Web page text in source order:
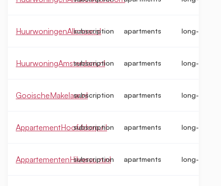
HuurwoningenAlkmaar.nl
subscription apartments long-term
HuurwoningAmsterdam.nl
subscription apartments long-term
GooischeMakelaar.nlsubscription apartments long-term
AppartementHoofddorp.nl
subscription apartments long-term
AppartementenHilversum.nl
subscription apartments long-term